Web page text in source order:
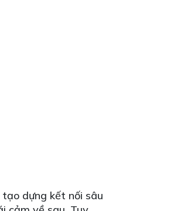
dựng kết nối sâu